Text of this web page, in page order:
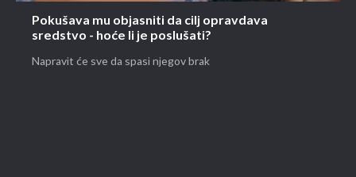
Pokušava mu objasniti da cilj opravdava
sredstvo - hoće li je poslušati?
Napravit će sve da spasi njegov brak